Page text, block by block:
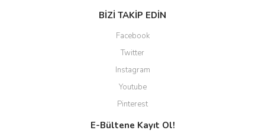
BİZİ TAKİP EDİN
Facebook
Twitter
Instagram
Youtube
Pinterest
E-Bültene Kayıt Ol!